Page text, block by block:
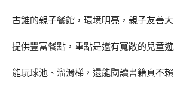
古錐的親子餐館，環境明亮，親子友善
提供豐富餐點，重點是還有寬敞的兒童
能玩球池、溜滑梯，還能閱讀書籍真不賴